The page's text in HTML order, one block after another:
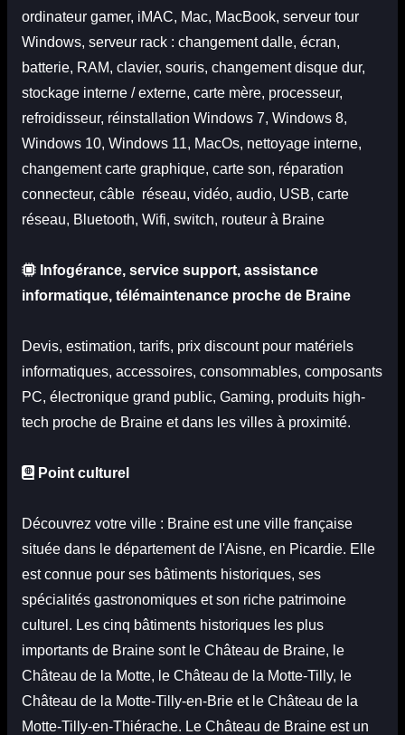
ordinateur gamer, iMAC, Mac, MacBook, serveur tour
Windows, serveur rack : changement dalle, écran,
batterie, RAM, clavier, souris, changement disque dur,
stockage interne / externe, carte mère, processeur,
refroidisseur, réinstallation Windows 7, Windows 8,
Windows 10, Windows 11, MacOs, nettoyage interne,
changement carte graphique, carte son, réparation
connecteur, câble réseau, vidéo, audio, USB, carte
réseau, Bluetooth, Wifi, switch, routeur à Braine
Infogérance, service support, assistance
informatique, télémaintenance proche de Braine
Devis, estimation, tarifs, prix discount pour matériels
informatiques, accessoires, consommables, composants
PC, électronique grand public, Gaming, produits high-
tech proche de Braine et dans les villes à proximité.
Point culturel
Découvrez votre ville : Braine est une ville française
située dans le département de l'Aisne, en Picardie. Elle
est connue pour ses bâtiments historiques, ses
spécialités gastronomiques et son riche patrimoine
culturel. Les cinq bâtiments historiques les plus
importants de Braine sont le Château de Braine, le
Château de la Motte, le Château de la Motte-Tilly, le
Château de la Motte-Tilly-en-Brie et le Château de la
Motte-Tilly-en-Thiérache. Le Château de Braine est un